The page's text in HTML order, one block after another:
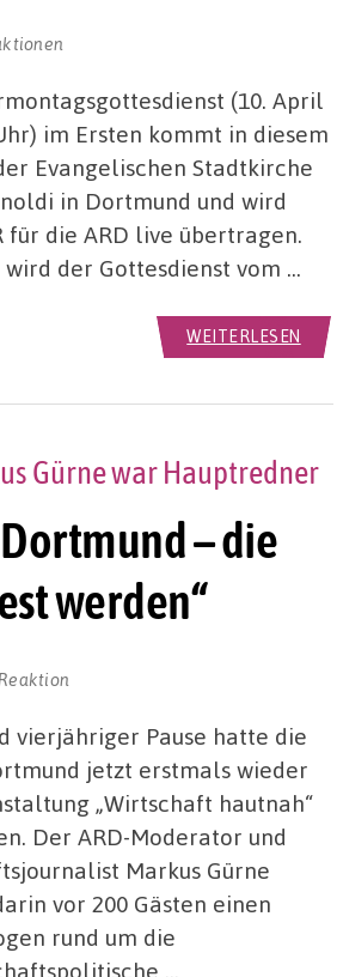
(10. April
im Ersten kommt in diesem
Evangelischen Stadtkirche
in Dortmund und wird
für die ARD live übertragen.
der Gottesdienst vom …
WEITERLESEN
– die
werden“
Gürne war Hauptredner
vierjähriger Pause hatte die
jetzt erstmals wieder
„Wirtschaft hautnah“
Der ARD-Moderator und
Markus Gürne
vor 200 Gästen einen
rund um die
…